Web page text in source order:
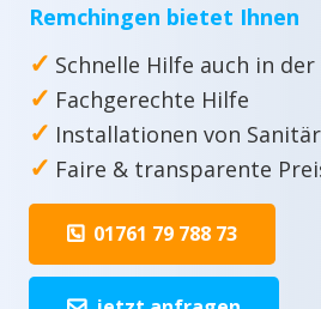
Remchingen bietet Ihnen
✓ Schnelle Hilfe auch in
✓ Fachgerechte Hilfe
✓ Installationen von
✓ Faire & transparente
01761 79 788 73